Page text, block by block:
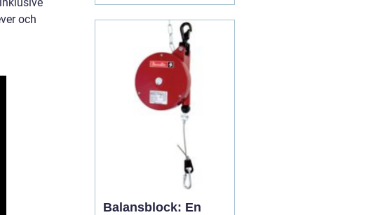
och
pumpservice– pumpar
Balansblock: En